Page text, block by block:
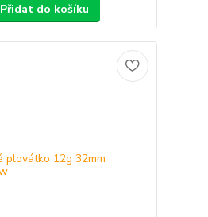
Přidat do košíku